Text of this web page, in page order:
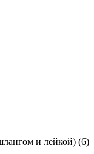
и лейкой) (6)